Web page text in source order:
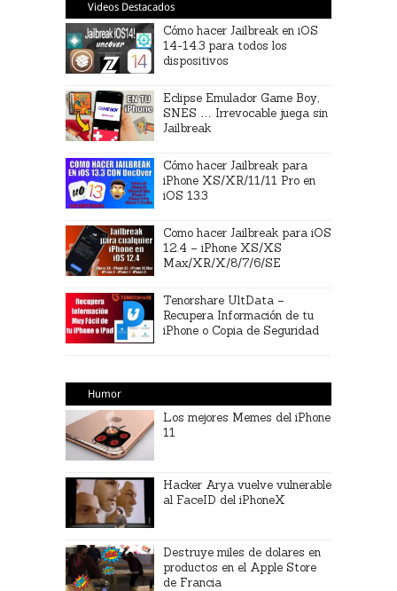
Videos Destacados
Cómo hacer Jailbreak en iOS
14-14.3 para todos los
dispositivos
Eclipse Emulador Game Boy,
SNES … Irrevocable juega sin
Jailbreak
Cómo hacer Jailbreak para
iPhone XS/XR/11/11 Pro en
iOS 13.3
Como hacer Jailbreak para iOS
12.4 – iPhone XS/XS
Max/XR/X/8/7/6/SE
Tenorshare UltData –
Recupera Información de tu
iPhone o Copia de Seguridad
Humor
Los mejores Memes del iPhone
11
Hacker Arya vuelve vulnerable
al FaceID del iPhoneX
Destruye miles de dolares en
productos en el Apple Store
de Francia